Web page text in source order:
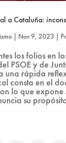
a Cataluña:
| Nov 9, 2023 |
los folios en
PSOE y de
una rápida
consta en el
lo que expone
su